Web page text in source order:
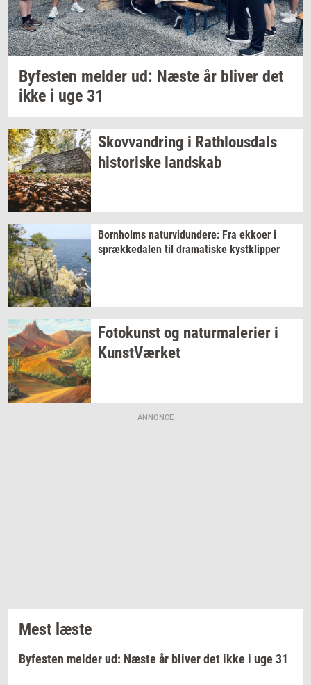
By­fe­sten mel­der ud: Næste år bli­ver det
ikke i uge 31
Sko­vvan­dring i Rat­hlous­dals
hi­sto­ri­ske land­skab
Born­holms na­tur­vi­dun­de­re: Fra ek­ko­er i
spræk­ke­da­len til dra­ma­ti­ske kyst­klip­per
Fo­to­kunstog na­tur­ma­le­ri­er i
Kunst­Vær­ket
ANNONCE
Mest læste
Byfesten melder ud: Næste år bliver det ikke i uge 31